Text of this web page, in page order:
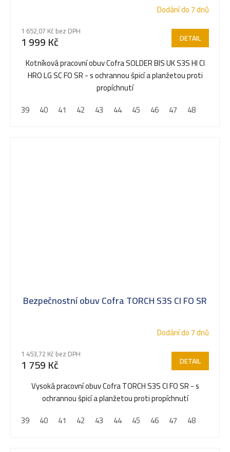
hodnocení
produktu
je
5,0
Dodání do 7 dnů
1 652,07 Kč bez DPH
1 999 Kč DETAIL
Kotníková pracovní obuv Cofra SOLDER BIS UK S3S HI CI
HRO LG SC FO SR - s ochrannou špicí a planžetou proti
propíchnutí
39
40 41 42 43 44 45 46 47 48
Bezpečnostní obuv Cofra TORCH S3S CI FO SR
Dodání do 7 dnů
1 453,72 Kč bez DPH
1 759 Kč DETAIL
Vysoká pracovní obuv Cofra TORCH S3S CI FO SR - s
ochrannou špicí a planžetou proti propíchnutí
39
40 41 42 43 44 45 46 47 48